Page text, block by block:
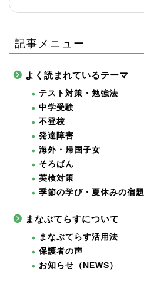
記事メニュー
よく読まれているテーマ
テスト対策・勉強法
中学受験
不登校
発達障害
海外・帰国子女
そろばん
英検対策
季節の学び・夏休みの宿題
まなぶてらすについて
まなぶてらす活用法
保護者の声
お知らせ（NEWS）